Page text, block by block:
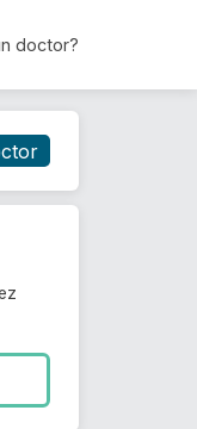
doctor?
cita